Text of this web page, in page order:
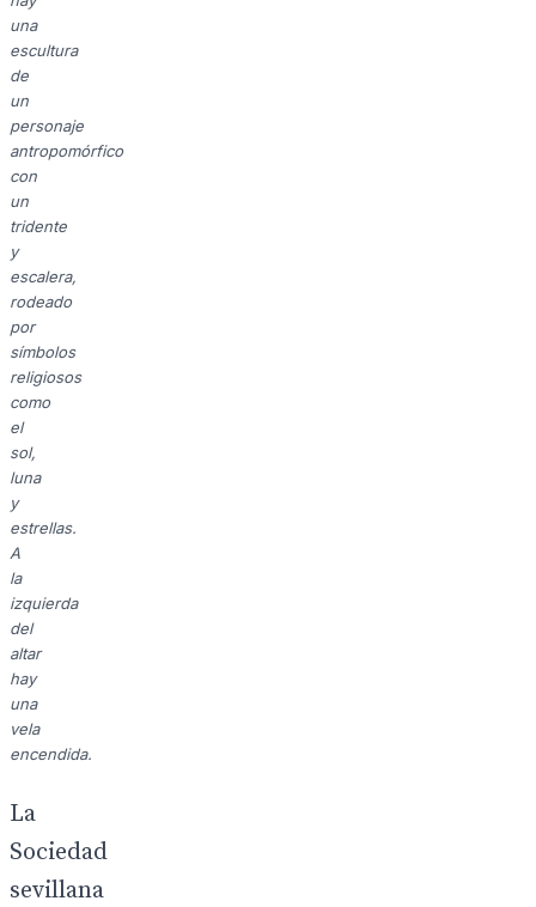
una
escultura
de
un
personaje
antropomórfico
con
un
tridente
y
escalera,
rodeado
por
símbolos
religiosos
como
el
sol,
luna
y
estrellas.
A
la
izquierda
del
altar
hay
una
vela
encendida.
La
Sociedad
sevillana